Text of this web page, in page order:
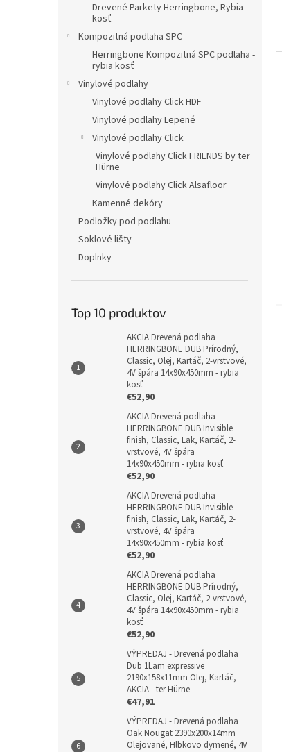
Drevené Parkety Herringbone, Rybia
kosť
Kompozitná podlaha SPC
Herringbone Kompozitná SPC podlaha -
rybia kosť
Vinylové podlahy
Vinylové podlahy Click HDF
Vinylové podlahy Lepené
Vinylové podlahy Click
Vinylové podlahy Click FRIENDS by ter
Hürne
Vinylové podlahy Click Alsafloor
Kamenné dekóry
Podložky pod podlahu
Soklové lišty
Doplnky
Top 10 produktov
AKCIA Drevená podlaha
HERRINGBONE DUB Prírodný,
Classic, Olej, Kartáč, 2-vrstvové,
4V špára 14x90x450mm - rybia
kosť
€52,90
AKCIA Drevená podlaha
HERRINGBONE DUB Invisible
finish, Classic, Lak, Kartáč, 2-
vrstvové, 4V špára
14x90x450mm - rybia kosť
€52,90
AKCIA Drevená podlaha
HERRINGBONE DUB Invisible
finish, Classic, Lak, Kartáč, 2-
vrstvové, 4V špára
14x90x450mm - rybia kosť
€52,90
AKCIA Drevená podlaha
HERRINGBONE DUB Prírodný,
Classic, Olej, Kartáč, 2-vrstvové,
4V špára 14x90x450mm - rybia
kosť
€52,90
VÝPREDAJ - Drevená podlaha
Dub 1Lam expressive
2190x158x11mm Olej, Kartáč,
AKCIA - ter Hürne
€47,91
VÝPREDAJ - Drevená podlaha
Oak Nougat 2390x200x14mm
Olejované, Hlbkovo dymené, 4V